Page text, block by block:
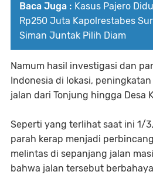
Baca Juga : Kasus Pajero
Rp250 Juta Kapolrestabes
Siman Juntak Pilih Diam
Namum hasil investigasi dan
Indonesia di lokasi,
jalan dari Tonjung hingga Desa
Seperti yang terlihat saat ini 1/
parah kerap menjadi
melintas di sepanjang jalan
bahwa jalan tersebut